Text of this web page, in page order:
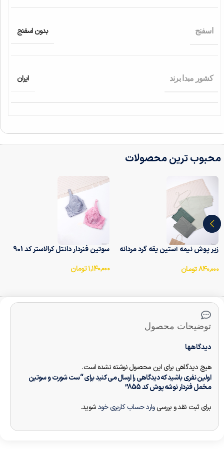
اسفنج بدون اسفنج
کشور مبدا برند ایران
محبوب ترین محصولات
زیر پوش نیمه آستین یقه گرد مردانه
۸۴۰,۰۰۰تومان
سوتین فنر‌دار دانتل کرالاستر کد 901
۱,۱۴۰,۰۰۰تومان
توضیحات محصول
دیدگاهها
هیچ دیدگاهی برای این محصول نوشته نشده است.
اولین نفری باشید که دیدگاهی را ارسال می کنید برای “ست شورت و سوتین
مخمل فنردار نوشه پوش کد 855”
برای ثبت نقد و بررسیوارد حساب کاربری خودشوید.